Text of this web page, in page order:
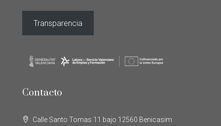
Transparencia
Contacto
Calle Santo Tomas 11 bajo 12560 Benicasim